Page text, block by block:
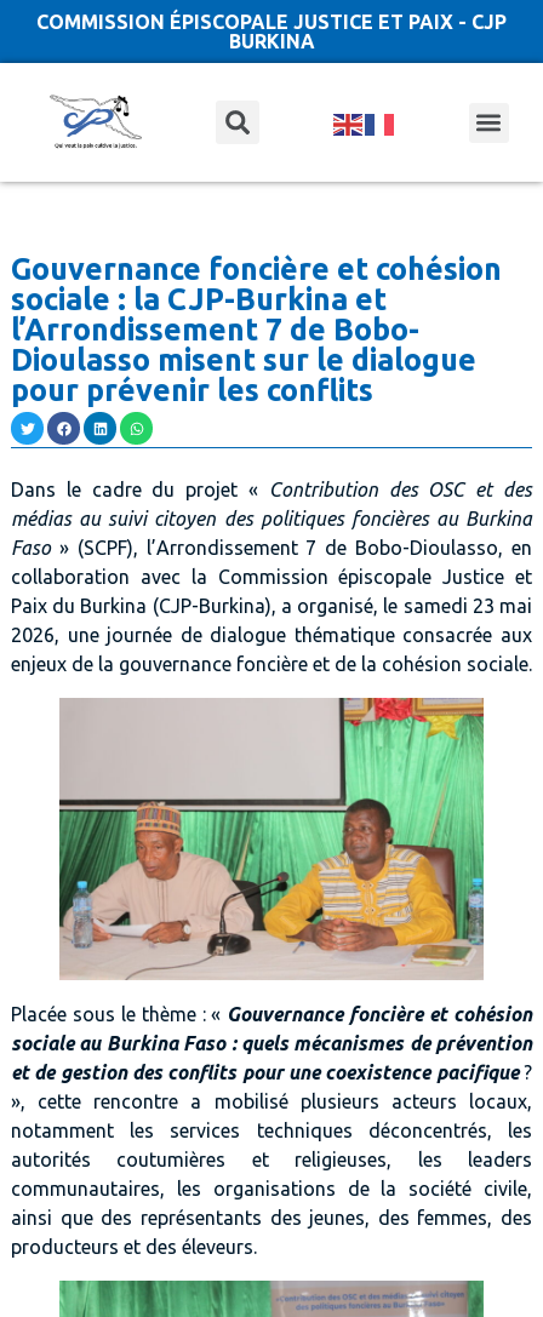
COMMISSION ÉPISCOPALE JUSTICE ET PAIX - CJP
BURKINA
Gouvernance foncière et cohésion
sociale : la CJP-Burkina et
l’Arrondissement 7 de Bobo-
Dioulasso misent sur le dialogue
pour prévenir les conflits
Dans le cadre du projet «
Contribution des OSC et des
médias au suivi citoyen des politiques foncières au Burkina
Faso» (SCPF), l’Arrondissement 7 de Bobo-Dioulasso, en
collaboration avec la Commission épiscopale Justice et
Paix du Burkina (CJP-Burkina), a organisé, le samedi 23 mai
2026, une journée de dialogue thématique consacrée aux
enjeux de la gouvernance foncière et de la cohésion sociale.
Placée sous le thème : « Gouvernance foncière et cohésion
sociale au Burkina Faso : quels mécanismes de prévention
et de gestion des conflits pour une coexistence pacifique?
», cette rencontre a mobilisé plusieurs acteurs locaux,
notamment les services techniques déconcentrés, les
autorités coutumières et religieuses, les leaders
communautaires, les organisations de la société civile,
ainsi que des représentants des jeunes, des femmes, des
producteurs et des éleveurs.